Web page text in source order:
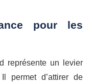
pour les
représente un levier
permet d’attirer de